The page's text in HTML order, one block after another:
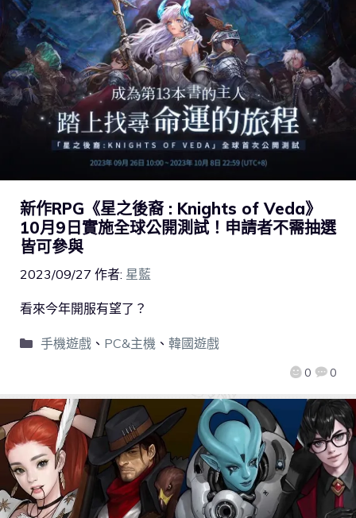
新作RPG《星之後裔 : Knights of Veda》
10月9日實施全球公開測試！申請者不需抽選
皆可參與
2023/09/27 作者: 星藍
0 0
看來今年開服有望了？
手機遊戲、 PC&主機、 韓國遊戲